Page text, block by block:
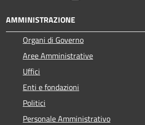
AMMINISTRAZIONE
Organi di Governo
Aree Amministrative
Uffici
Enti e fondazioni
Politici
Personale Amministrativo